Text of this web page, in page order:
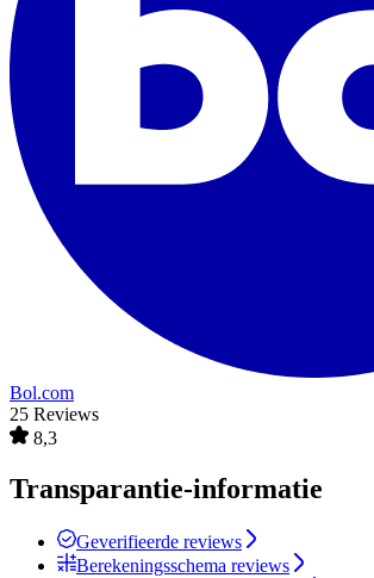
Bol.com
25 Reviews
8,3
Transparantie-informatie
Geverifieerde reviews
Berekeningsschema reviews